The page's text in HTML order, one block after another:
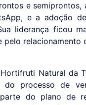
e semiprontos,
e a adoção
liderança ficou
relacionamento
Natural da
processo de
do plano de